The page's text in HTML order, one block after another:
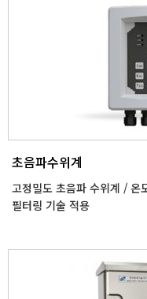
초음파수위계
고정밀도 초음파 수위계 / 온
필터링 기술 적용